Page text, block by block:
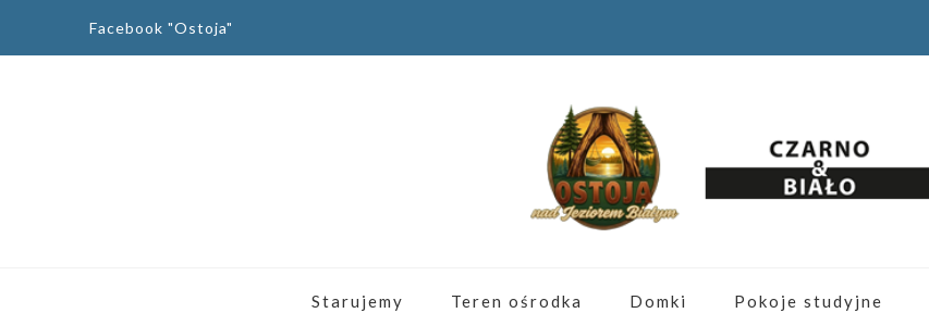
Facebook "Ostoja"
Starujemy Teren ośrodka Domki Pokoje studyjne